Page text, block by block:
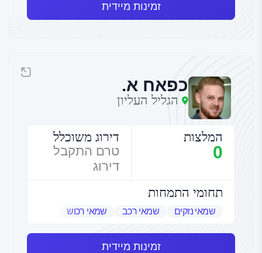
זמינות מיידית
כפאח א.
הגליל העליון
המלצות
0
דירוג משוכלל
טרם התקבל
דירוג
תחומי התמחות
שמאי נזקים שמאי רכב שמאי רכוש
זמינות מיידית